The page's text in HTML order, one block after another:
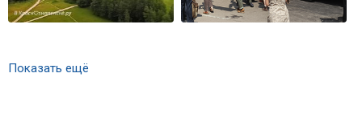
Показать ещё